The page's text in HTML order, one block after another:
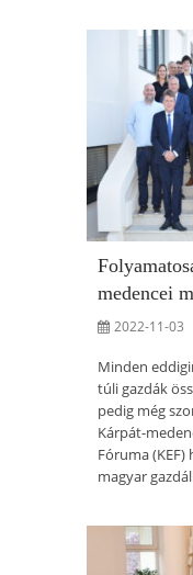
medencei
2022-11-03
Minden
túli gazdák
pedig még
Kárpát-
Fóruma
magyar